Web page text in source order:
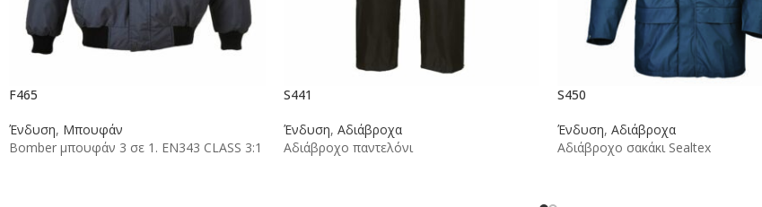
F465
Ένδυση, Μπουφάν
Bomber μπουφάν 3 σε 1. ΕΝ343 CLASS 3:1
S441
Ένδυση, Αδιάβροχα
Αδιάβροχο παντελόνι
S450
Ένδυση, Αδιάβροχα
Αδιάβροχο σακάκι Sealtex